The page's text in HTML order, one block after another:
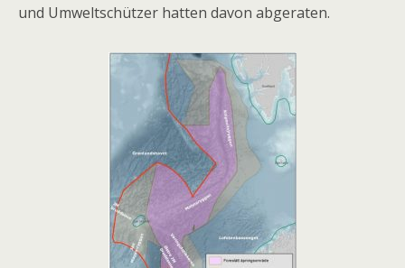
und Umweltschützer hatten davon abgeraten.